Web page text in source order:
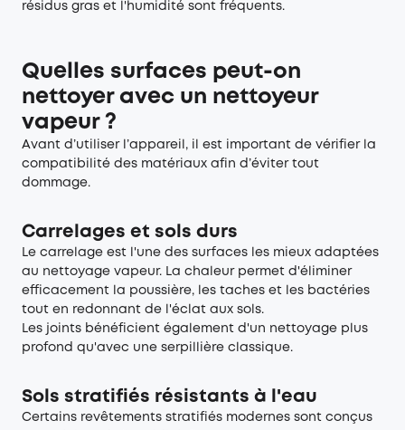
résidus gras et l'humidité sont fréquents.
Quelles surfaces peut-on
nettoyer avec un nettoyeur
vapeur ?
Avant d’utiliser l’appareil, il est important de vérifier la
compatibilité des matériaux afin d’éviter tout
dommage.
Carrelages et sols durs
Le carrelage est l'une des surfaces les mieux adaptées
au nettoyage vapeur. La chaleur permet d'éliminer
efficacement la poussière, les taches et les bactéries
tout en redonnant de l'éclat aux sols.
Les joints bénéficient également d'un nettoyage plus
profond qu'avec une serpillière classique.
Sols stratifiés résistants à l'eau
Certains revêtements stratifiés modernes sont conçus